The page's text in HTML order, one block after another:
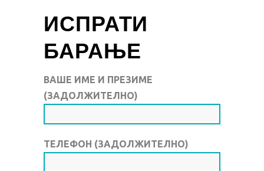
ИСПРАТИ
БАРАЊЕ
ВАШЕ ИМЕ И ПРЕЗИМЕ
(ЗАДОЛЖИТЕЛНО)
ТЕЛЕФОН (ЗАДОЛЖИТЕЛНО)